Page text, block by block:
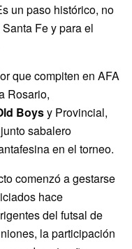
un paso histórico, no
Fe y para el
que compiten en AFA
Rosario,
Boysy Provincial,
sabalero
en el torneo.
comenzó a gestarse
hace
del futsal de
la participación